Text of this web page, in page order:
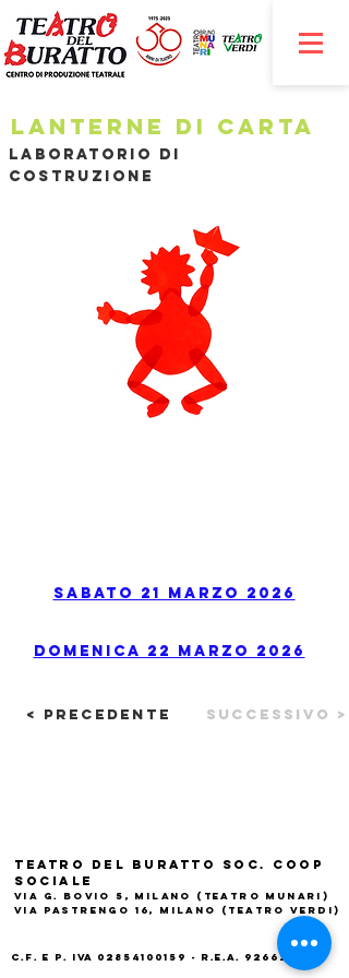
Lanterne di carta
Laboratorio di
costruzione
Sabato 21 marzo 2026
Domenica 22 marzo 2026
< Precedente Successivo >
Teatro del Buratto Soc. Coop
sociale
Via G. Bovio 5, Milano (Teatro Munari)
Via Pastrengo 16, Milano (Teatro Verdi)
C.F. e P. Iva 02854100159 - R.E.A. 926622